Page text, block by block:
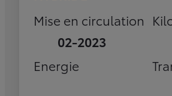
Mise en circulation
02-2023
Energie